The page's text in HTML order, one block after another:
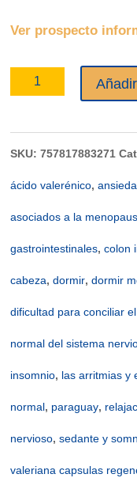
Ver prospecto
Valeriana
SKU:757817883271
ácido valerénico,
asociados a la
gastrointestinales,colon
cabeza,dormir,dormir
dificultad para conciliar
normal del sistema
insomnio, las arritmias y
normal, paraguay,
nervioso,sedante y
valeriana capsulas